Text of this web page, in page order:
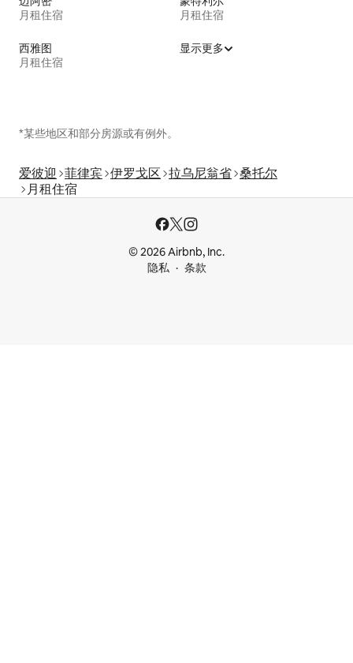
月租住宿
月租住宿
西雅图
月租住宿
显示更多
*某些地区和部分房源或有例外。
爱彼迎 菲律宾 伊罗戈区 拉乌尼翁省 桑托尔
月租住宿
© 2026 Airbnb, Inc.
隐私
条款